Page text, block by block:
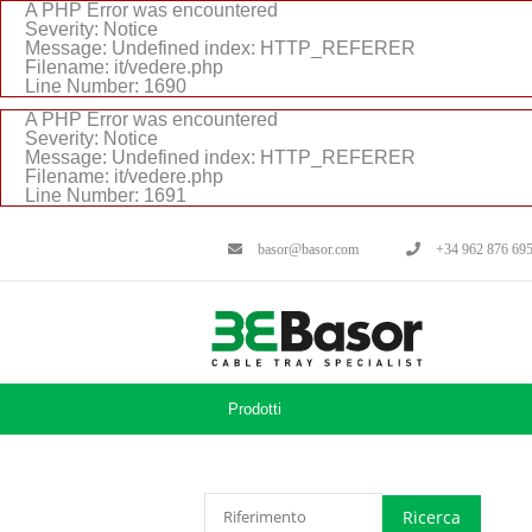
A PHP Error was encountered
Severity: Notice
Message: Undefined index: HTTP_REFERER
Filename: it/vedere.php
Line Number: 1690
A PHP Error was encountered
Severity: Notice
Message: Undefined index: HTTP_REFERER
Filename: it/vedere.php
Line Number: 1691
basor@basor.com +34 962 876 695
Prodotti